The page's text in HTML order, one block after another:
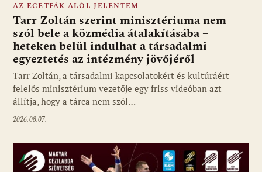
Fotó: media1.hu
AZ ECETFÁK ALÓL JELENTEM
Tarr Zoltán szerint minisztériuma nem
szól bele a közmédia átalakításába –
heteken belül indulhat a társadalmi
egyeztetés az intézmény jövőjéről
Tarr Zoltán, a társadalmi kapcsolatokért és kultúráért
felelős minisztérium vezetője egy friss videóban azt
állítja, hogy a tárca nem szól…
2026.08.07.